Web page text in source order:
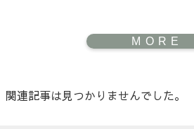
関連記事は見つかりませんでした。